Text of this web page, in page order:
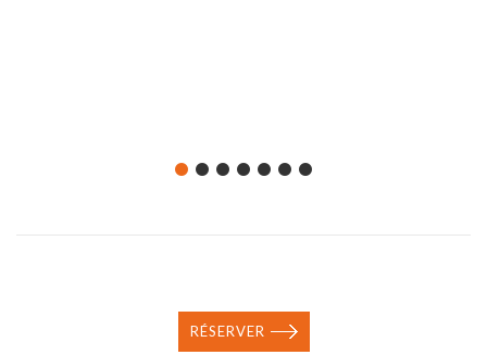
RÉSERVER